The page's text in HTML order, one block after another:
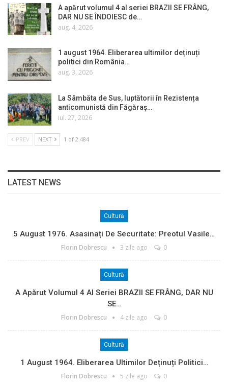
A apărut volumul 4 al seriei BRAZII SE FRÂNG,
DAR NU SE ÎNDOIESC de…
aug. 4, 2026
1 august 1964. Eliberarea ultimilor deținuți
politici din România…
aug. 3, 2026
La Sâmbăta de Sus, luptătorii în Rezistența
anticomunistă din Făgăraș…
iul. 27, 2026
PREV NEXT 1 of 2.484
LATEST NEWS
Cultură
5 August 1976. Asasinați De Securitate: Preotul Vasile…
Florin Dobrescu 3 zile ago 0
Cultură
A Apărut Volumul 4 Al Seriei BRAZII SE FRÂNG, DAR NU
SE…
Florin Dobrescu 4 zile ago 0
Cultură
1 August 1964. Eliberarea Ultimilor Deținuți Politici…
Florin Dobrescu 5 zile ago 0